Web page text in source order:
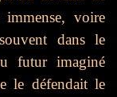
voire
dans le
futur imaginé
le défendait le